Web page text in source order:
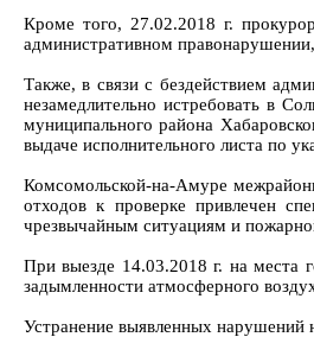
Кроме того, 27.02.2018 г.
административном
Также, в связи с бездействием
незамедлительно истребовать в
муниципального района
выдаче исполнительного листа по
Комсомольской-на-Амуре
отходов к проверке привлечен
чрезвычайным ситуациям и
При выезде 14.03.2018 г. на места
задымленности атмосферного
Устранение выявленных нарушений